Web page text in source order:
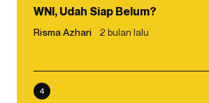
WNI, Udah Siap Belum?
Risma Azhari 2 bulan lalu
4